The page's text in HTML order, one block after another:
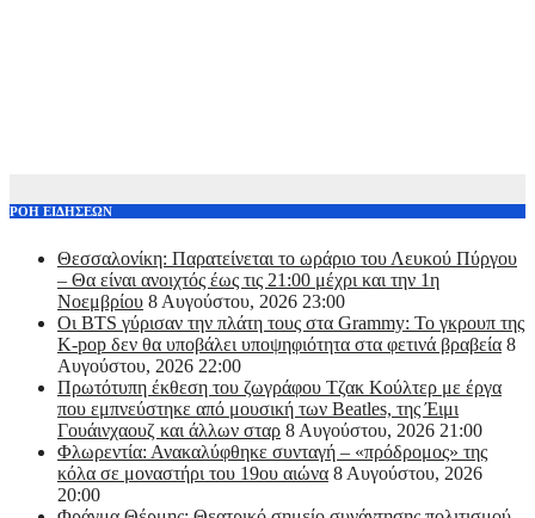
ΡΟΗ ΕΙΔΗΣΕΩΝ
Θεσσαλονίκη: Παρατείνεται το ωράριο του Λευκού Πύργου
– Θα είναι ανοιχτός έως τις 21:00 μέχρι και την 1η
Νοεμβρίου 8 Αυγούστου, 2026 23:00
Οι BTS γύρισαν την πλάτη τους στα Grammy: Το γκρουπ της
K-pop δεν θα υποβάλει υποψηφιότητα στα φετινά βραβεία 8
Αυγούστου, 2026 22:00
Πρωτότυπη έκθεση του ζωγράφου Τζακ Κούλτερ με έργα
που εμπνεύστηκε από μουσική των Beatles, της Έιμι
Γουάινχαουζ και άλλων σταρ 8 Αυγούστου, 2026 21:00
Φλωρεντία: Ανακαλύφθηκε συνταγή – «πρόδρομος» της
κόλα σε μοναστήρι του 19ου αιώνα 8 Αυγούστου, 2026
20:00